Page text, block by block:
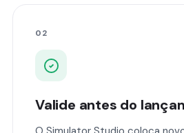
02
Valide antes do